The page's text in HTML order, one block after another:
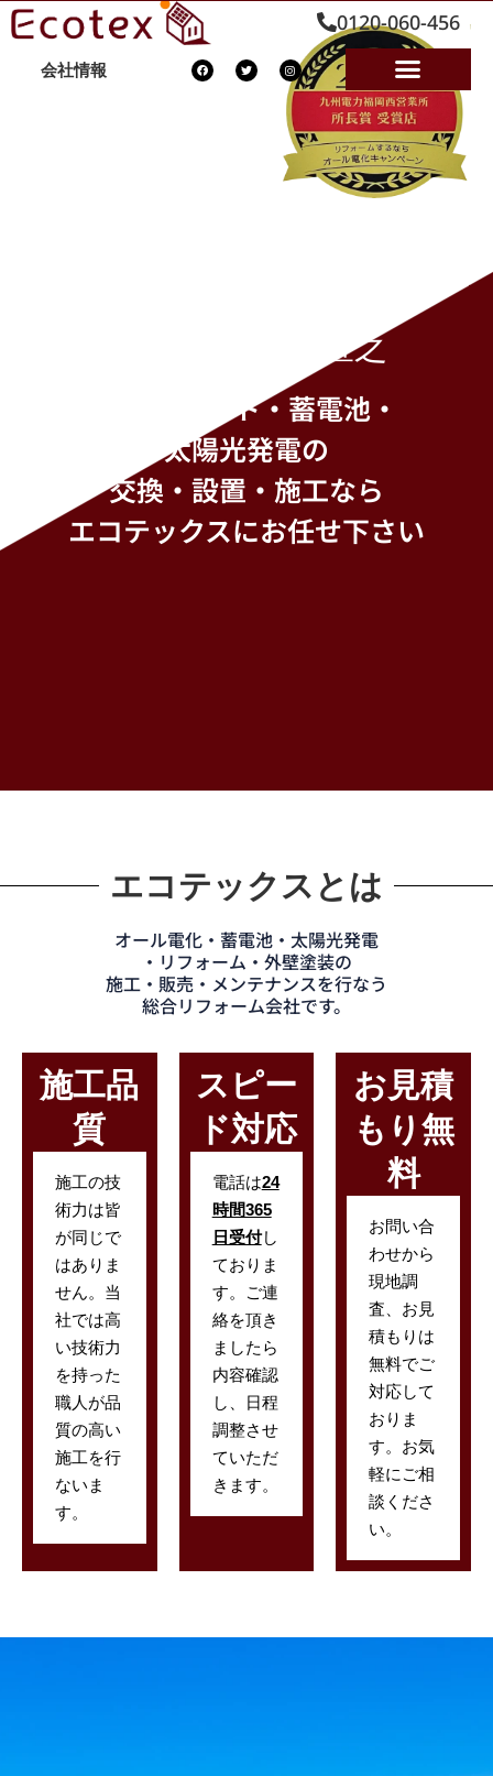
0120-060-456
会社情報
伊佐 宣之
エコキュート・蓄電池・
太陽光発電の
交換・設置・施工なら
エコテックスにお任せ下さい
エコテックスとは
オール電化・蓄電池・太陽光発電
・リフォーム・外壁塗装の
施工・販売・メンテナンスを行なう
総合リフォーム会社です。
施工品
質
施工の技
術力は皆
が同じで
はありま
せん。当
社では高
い技術力
を持った
職人が品
質の高い
施工を行
ないま
す。
スピー
ド対応
電話は24
時間365
日受付し
ておりま
す。ご連
絡を頂き
ましたら
内容確認
し、日程
調整させ
ていただ
きます。
お見積
もり無
料
お問い合
わせから
現地調
査、お見
積もりは
無料でご
対応して
おりま
す。お気
軽にご相
談くださ
い。